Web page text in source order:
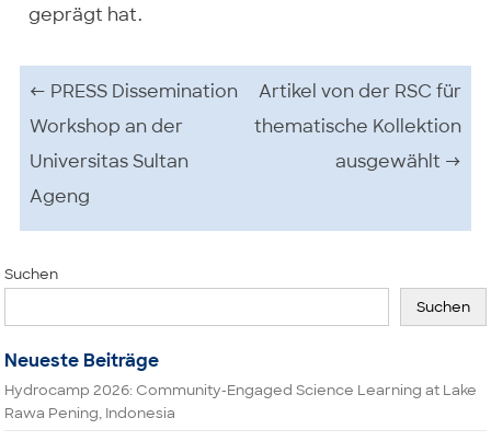
geprägt hat.
Beitrags-Navigation
← PRESS Dissemination
Workshop an der
Universitas Sultan
Ageng
Artikel von der RSC für
thematische Kollektion
ausgewählt →
Suchen
Suchen
Neueste Beiträge
Hydrocamp 2026: Community-Engaged Science Learning at Lake
Rawa Pening, Indonesia